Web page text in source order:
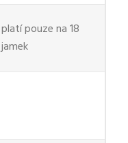
platí pouze na 18
jamek